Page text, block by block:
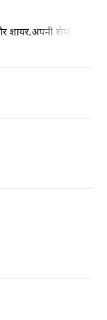
शायर,अपनी रोमांटिक